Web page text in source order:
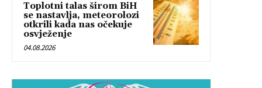
Toplotni talas širom BiH
se nastavlja, meteorolozi
otkrili kada nas očekuje
osvježenje
04.08.2026